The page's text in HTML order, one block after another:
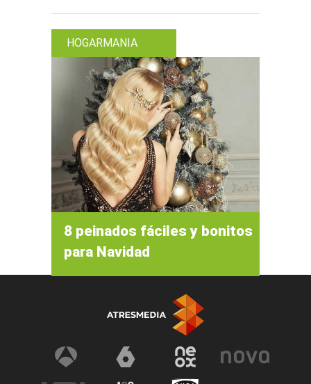
HOGARMANIA
8 peinados fáciles y bonitos
para Navidad